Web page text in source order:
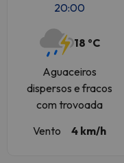
20:00
18 ºC
Aguaceiros
dispersos e fracos
com trovoada
Vento
4 km/h